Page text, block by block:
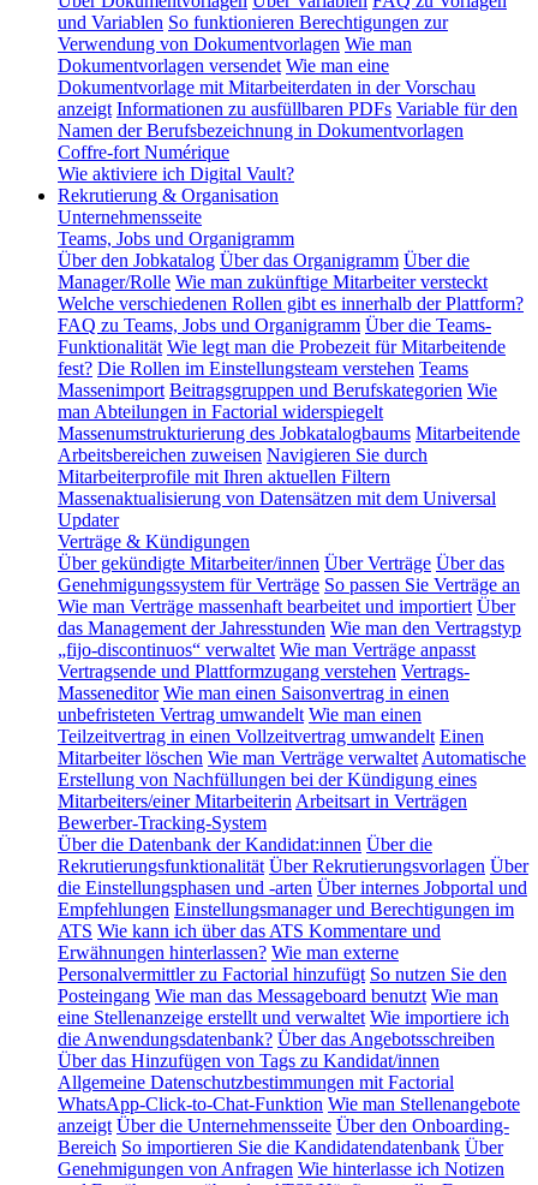
und Variablen So funktionieren Berechtigungen zur
Verwendung von Dokumentvorlagen Wie man
Dokumentvorlagen versendet Wie man eine
Dokumentvorlage mit Mitarbeiterdaten in der Vorschau
anzeigt Informationen zu ausfüllbaren PDFs Variable für den
Namen der Berufsbezeichnung in Dokumentvorlagen
Coffre-fort Numérique
Wie aktiviere ich Digital Vault?
Rekrutierung & Organisation
Unternehmensseite
Teams, Jobs und Organigramm
Über den Jobkatalog Über das Organigramm Über die
Manager/Rolle Wie man zukünftige Mitarbeiter versteckt
Welche verschiedenen Rollen gibt es innerhalb der Plattform?
FAQ zu Teams, Jobs und Organigramm Über die Teams-
Funktionalität Wie legt man die Probezeit für Mitarbeitende
fest? Die Rollen im Einstellungsteam verstehen Teams
Massenimport Beitragsgruppen und Berufskategorien Wie
man Abteilungen in Factorial widerspiegelt
Massenumstrukturierung des Jobkatalogbaums Mitarbeitende
Arbeitsbereichen zuweisen Navigieren Sie durch
Mitarbeiterprofile mit Ihren aktuellen Filtern
Massenaktualisierung von Datensätzen mit dem Universal
Updater
Verträge & Kündigungen
Über gekündigte Mitarbeiter/innen Über Verträge Über das
Genehmigungssystem für Verträge So passen Sie Verträge an
Wie man Verträge massenhaft bearbeitet und importiert Über
das Management der Jahresstunden Wie man den Vertragstyp
„fijo-discontinuos“ verwaltet Wie man Verträge anpasst
Vertragsende und Plattformzugang verstehen Vertrags-
Masseneditor Wie man einen Saisonvertrag in einen
unbefristeten Vertrag umwandelt Wie man einen
Teilzeitvertrag in einen Vollzeitvertrag umwandelt Einen
Mitarbeiter löschen Wie man Verträge verwaltet Automatische
Erstellung von Nachfüllungen bei der Kündigung eines
Mitarbeiters/einer Mitarbeiterin Arbeitsart in Verträgen
Bewerber-Tracking-System
Über die Datenbank der Kandidat:innen Über die
Rekrutierungsfunktionalität Über Rekrutierungsvorlagen Über
die Einstellungsphasen und -arten Über internes Jobportal und
Empfehlungen Einstellungsmanager und Berechtigungen im
ATS Wie kann ich über das ATS Kommentare und
Erwähnungen hinterlassen? Wie man externe
Personalvermittler zu Factorial hinzufügt So nutzen Sie den
Posteingang Wie man das Messageboard benutzt Wie man
eine Stellenanzeige erstellt und verwaltet Wie importiere ich
die Anwendungsdatenbank? Über das Angebotsschreiben
Über das Hinzufügen von Tags zu Kandidat/innen
Allgemeine Datenschutzbestimmungen mit Factorial
WhatsApp-Click-to-Chat-Funktion Wie man Stellenangebote
anzeigt Über die Unternehmensseite Über den Onboarding-
Bereich So importieren Sie die Kandidatendatenbank Über
Genehmigungen von Anfragen Wie hinterlasse ich Notizen